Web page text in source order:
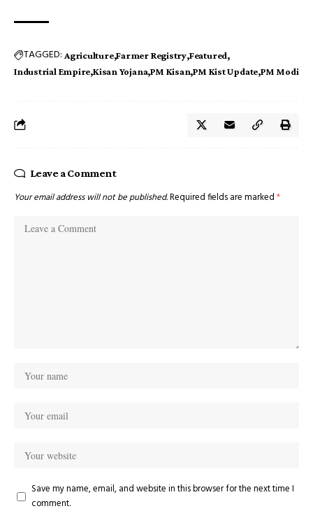
TAGGED: Agriculture Farmer Registry Featured
Industrial Empire Kisan Yojana PM Kisan PM Kist Update PM Modi
Leave a Comment
Your email address will not be published.Required fields are marked *
Save my name, email, and website in this browser for the next time I
comment.